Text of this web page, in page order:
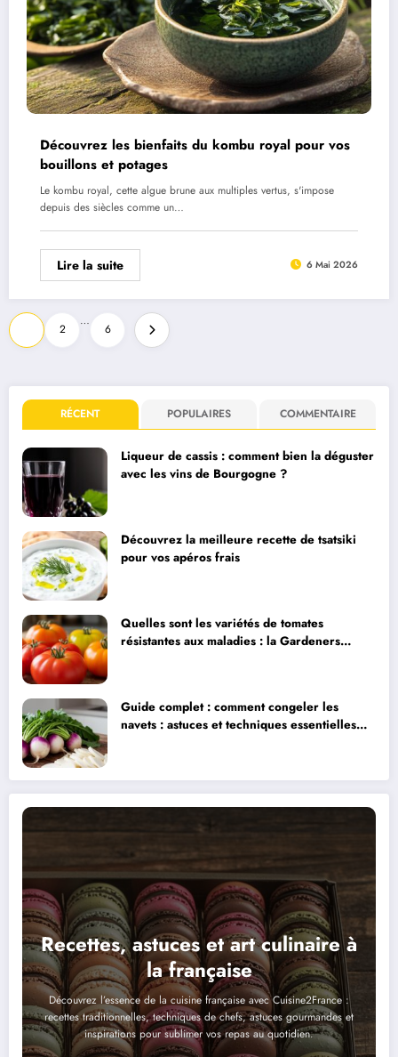
Découvrez les bienfaits du kombu royal pour vos
bouillons et potages
Le kombu royal, cette algue brune aux multiples vertus, s'impose
depuis des siècles comme un…
Lire la suite 6 Mai 2026
Pagination
des
publications
2
…
6
RÉCENT POPULAIRES COMMENTAIRE
Liqueur de cassis : comment bien la déguster
avec les vins de Bourgogne ?
Découvrez la meilleure recette de tsatsiki
pour vos apéros frais
Quelles sont les variétés de tomates
résistantes aux maladies : la Gardeners
Guide complet : comment congeler les
navets : astuces et techniques essentielles
Recettes, astuces et art culinaire à
la française
Découvrez l’essence de la cuisine française avec Cuisine2France :
recettes traditionnelles, techniques de chefs, astuces gourmandes et
inspirations pour sublimer vos repas au quotidien.